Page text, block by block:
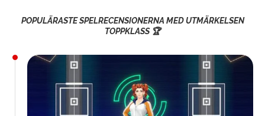
POPULÄRASTE SPELRECENSIONERNA MED UTMÄRKELSEN
TOPPKLASS 🏆